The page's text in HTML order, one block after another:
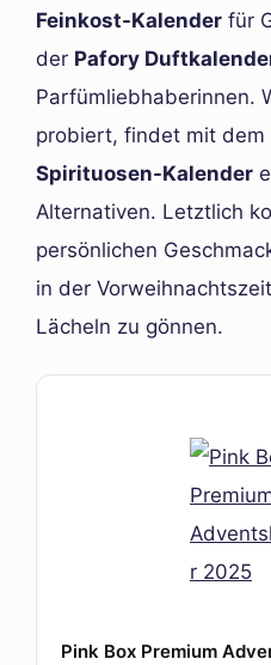
Feinkost-Kalender für
der Pafory
Parfümliebhaberinnen.
probiert, findet mit dem
Spirituosen-Kalender
Alternativen. Letztlich
persönlichen
in der
Lächeln zu gönnen.
Pink Box Premium